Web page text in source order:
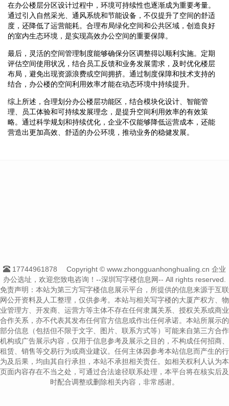
在办公楼层分区设计过程中，环境可持续性也逐渐成为重要考量。
通过引入自然采光、通风系统和节能设备，不仅提升了空间的舒适
度，还降低了运营能耗。合理布局绿化空间和公共区域，创造良好
的室内生态环境，是实现高效办公空间的重要保障。
最后，灵活的空间管理制度能够确保分区调整得以顺利实施。定期
评估空间使用状况，结合员工反馈和业务发展需求，及时优化楼层
布局，避免出现资源浪费或空间拥挤。通过制度保障和技术支持的
结合，办公楼的空间利用效率才能在动态环境中持续提升。
综上所述，合理划分办公楼层功能区，结合模块化设计、智能管
理、员工体验和可持续发展理念，是提升空间利用效率的有效策
略。通过科学规划和持续优化，企业不仅能够降低运营成本，还能
营造出更加高效、舒适的办公环境，推动业务的稳健发展。
17744961878
Copyright © www.zhongguanhonghualing.cn 企业
办公选址，欢迎您致电咨询！--深圳写字楼信息网-- All rights reserved.
免责声明：本站为第三方写字楼信息展示平台，所提供的信息来源于互联
网公开资料及人工整理，仅供参考。本站与相关写字楼的大厦产权方、物
业管理方、开发商、运营方等主体不存在任何隶属关系、授权关系或商业
合作关系，亦不代表其发布任何官方信息或作出任何承诺。本站所展示的
部分信息（包括但不限于文字、图片、联系方式等）可能来自第三方合作
机构或广告展示内容，仅用于信息参考及展示之目的，不构成任何招商、
租赁、销售等交易行为或商业建议。任何主体因参考本站信息而产生的行
为及后果，均由其自行承担，本站不承担相关责任。如相关权利人认为本
页面内容存在不当之处，可通过合法途径联系处理，本平台将在核实后及
时配合调整或删除相关内容，非常感谢。